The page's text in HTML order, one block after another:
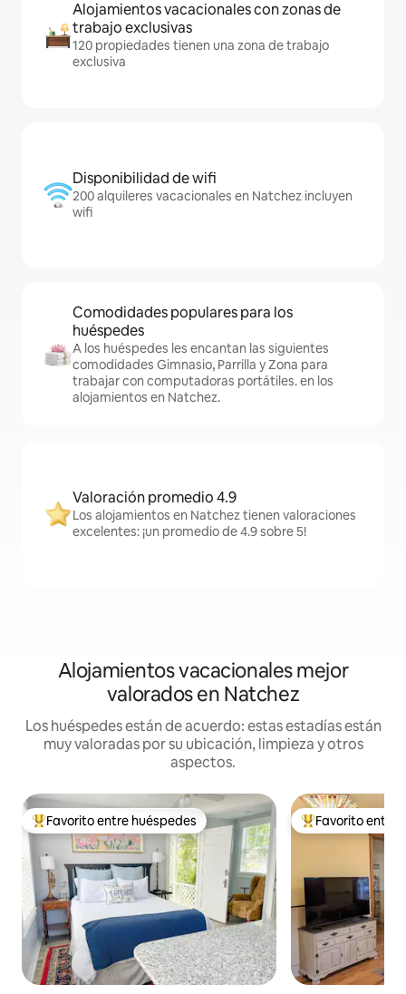
Alojamientos vacacionales con zonas de
trabajo exclusivas
120 propiedades tienen una zona de trabajo
exclusiva
Disponibilidad de wifi
200 alquileres vacacionales en Natchez incluyen
wifi
Comodidades populares para los
huéspedes
A los huéspedes les encantan las siguientes
comodidades Gimnasio, Parrilla y Zona para
trabajar con computadoras portátiles. en los
alojamientos en Natchez.
Valoración promedio 4.9
Los alojamientos en Natchez tienen valoraciones
excelentes: ¡un promedio de 4.9 sobre 5!
Alojamientos vacacionales mejor
valorados en Natchez
Los huéspedes están de acuerdo: estas estadías están
muy valoradas por su ubicación, limpieza y otros
aspectos.
Favorito entre huéspedes preferido
Favorito entre huéspedes Favorito entre
Favorito entre